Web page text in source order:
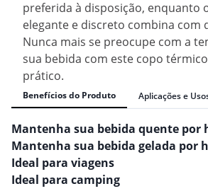
preferida à disposição, enquanto
elegante e discreto combina com
Nunca mais se preocupe com a
sua bebida com este copo
prático.
Benefícios do Produto Aplicações e
Mantenha sua bebida quente por
Mantenha sua bebida gelada por
Ideal para viagens
Ideal para camping